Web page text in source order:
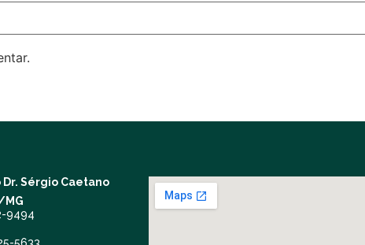
Sérgio Caetano
MG
9494
5633